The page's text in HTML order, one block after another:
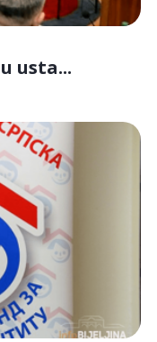
usta...